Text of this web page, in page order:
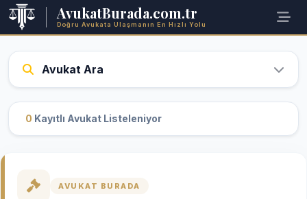
AvukatBurada.com.tr
Doğru Avukata Ulaşmanın En Hızlı Yolu
Avukat Ara
0 Kayıtlı Avukat Listeleniyor
AVUKAT BURADA